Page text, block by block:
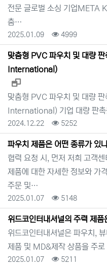
전문 글로벌 소싱 기업META
춤…
등록일
2025.01.09 조회
4999
맞춤형 PVC 파우치 및 대량
International)
새창으로 보기
맞춤형 PVC 파우치 및 대량
International) 기업 대량 판
등록일
2024.12.22 조회
5252
파우치 제품은 어떤 종류가 있
협력 요청 시, 먼저 저희 고객
제품에 대한 자세한 정보와 가
주문 및…
등록일
2025.01.07 조회
5148
위드코인터내셔널의 주력 제
위드코인터내셔널은 파우치,
제품 및 MD&제작 상품을 주
등록일
2025.01.07 조회
5211